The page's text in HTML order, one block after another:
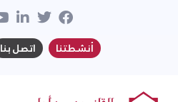
أنشطتنا اتصل بنا